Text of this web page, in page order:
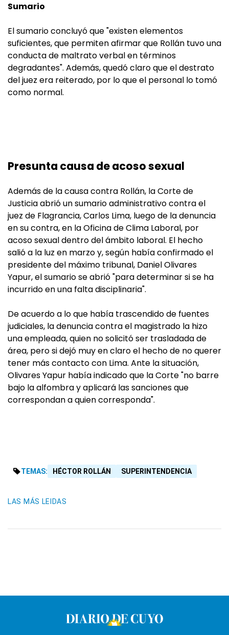
Sumario
El sumario concluyó que "existen elementos
suficientes, que permiten afirmar que Rollán tuvo una
conducta de maltrato verbal en términos
degradantes". Además, quedó claro que el destrato
del juez era reiterado, por lo que el personal lo tomó
como normal.
Presunta causa de acoso sexual
Además de la causa contra Rollán, la Corte de
Justicia abrió un sumario administrativo contra el
juez de Flagrancia, Carlos Lima, luego de la denuncia
en su contra, en la Oficina de Clima Laboral, por
acoso sexual dentro del ámbito laboral. El hecho
salió a la luz en marzo y, según había confirmado el
presidente del máximo tribunal, Daniel Olivares
Yapur, el sumario se abrió "para determinar si se ha
incurrido en una falta disciplinaria".
De acuerdo a lo que había trascendido de fuentes
judiciales, la denuncia contra el magistrado la hizo
una empleada, quien no solicitó ser trasladada de
área, pero si dejó muy en claro el hecho de no querer
tener más contacto con Lima. Ante la situación,
Olivares Yapur había indicado que la Corte "no barre
bajo la alfombra y aplicará las sanciones que
correspondan a quien corresponda".
TEMAS: HÉCTOR ROLLÁN SUPERINTENDENCIA
LAS MÁS LEIDAS